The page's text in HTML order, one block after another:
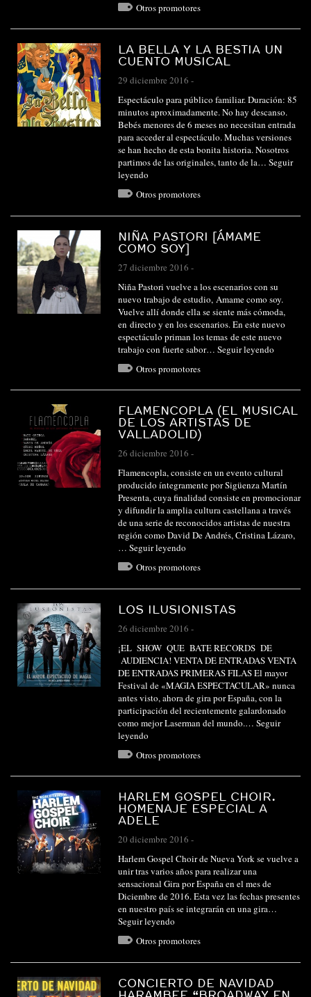
Otros promotores
LA BELLA Y LA BESTIA UN
CUENTO MUSICAL
29 diciembre 2016 -
Espectáculo para público familiar. Duración: 85
minutos aproximadamente. No hay descanso.
Bebés menores de 6 meses no necesitan entrada
para acceder al espectáculo. Muchas versiones
se han hecho de esta bonita historia. Nosotros
partimos de las originales, tanto de la… Seguir
leyendo
Otros promotores
NIÑA PASTORI [ÁMAME
COMO SOY]
27 diciembre 2016 -
Niña Pastori vuelve a los escenarios con su
nuevo trabajo de estudio, Amame como soy.
Vuelve allí donde ella se siente más cómoda,
en directo y en los escenarios. En este nuevo
espectáculo priman los temas de este nuevo
trabajo con fuerte sabor… Seguir leyendo
Otros promotores
FLAMENCOPLA (EL MUSICAL
DE LOS ARTISTAS DE
VALLADOLID)
26 diciembre 2016 -
Flamencopla, consiste en un evento cultural
producido íntegramente por Sigüenza Martín
Presenta, cuya finalidad consiste en promocionar
y difundir la amplia cultura castellana a través
de una serie de reconocidos artistas de nuestra
región como David De Andrés, Cristina Lázaro,
… Seguir leyendo
Otros promotores
LOS ILUSIONISTAS
26 diciembre 2016 -
¡EL SHOW QUE BATE RECORDS DE
AUDIENCIA! VENTA DE ENTRADAS VENTA
DE ENTRADAS PRIMERAS FILAS El mayor
Festival de «MAGIA ESPECTACULAR» nunca
antes visto, ahora de gira por España, con la
participación del recientemente galardonado
como mejor Laserman del mundo.… Seguir
leyendo
Otros promotores
HARLEM GOSPEL CHOIR.
HOMENAJE ESPECIAL A
ADELE
20 diciembre 2016 -
Harlem Gospel Choir de Nueva York se vuelve a
unir tras varios años para realizar una
sensacional Gira por España en el mes de
Diciembre de 2016. Esta vez las fechas presentes
en nuestro país se integrarán en una gira…
Seguir leyendo
Otros promotores
CONCIERTO DE NAVIDAD